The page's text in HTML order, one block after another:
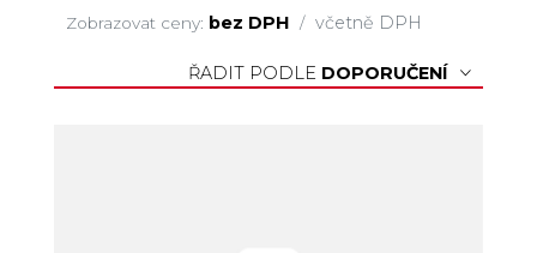
Zobrazovat ceny: bez DPH / včetně DPH
ŘADIT PODLE DOPORUČENÍ